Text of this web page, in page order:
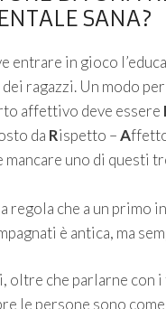
SANA?
entrare in gioco
ragazzi. Un modo
affettivo deve essere
da Rispetto –A
mancare uno di questi
regola che a un primo
è antica, ma
oltre che parlarne con
le persone sono